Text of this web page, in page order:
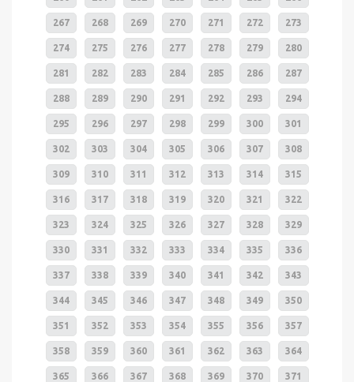
267 268 269 270 271 272 273
274 275 276 277 278 279 280
281 282 283 284 285 286 287
288 289 290 291 292 293 294
295 296 297 298 299 300 301
302 303 304 305 306 307 308
309 310 311 312 313 314 315
316 317 318 319 320 321 322
323 324 325 326 327 328 329
330 331 332 333 334 335 336
337 338 339 340 341 342 343
344 345 346 347 348 349 350
351 352 353 354 355 356 357
358 359 360 361 362 363 364
365 366 367 368 369 370 371